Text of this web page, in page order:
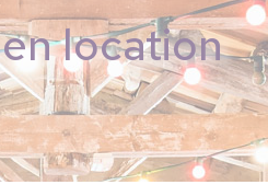
location